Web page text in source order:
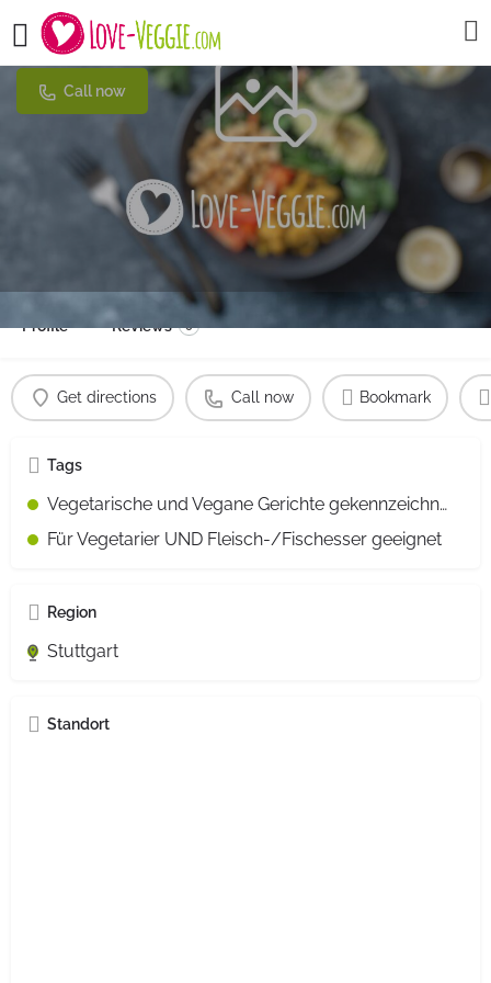
Star Kebab Pizza
Call now
Profile Reviews 0
Get directions Call now Bookmark
Tags
Vegetarische und Vegane Gerichte gekennzeichnet
Für Vegetarier UND Fleisch-/Fischesser geeignet
Region
Stuttgart
Standort